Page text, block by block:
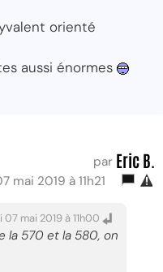
orienté
aussi énormes
par Eric B.
mai 2019 à 11h21
07 mai 2019 à 11h00
la 570 et la 580, on